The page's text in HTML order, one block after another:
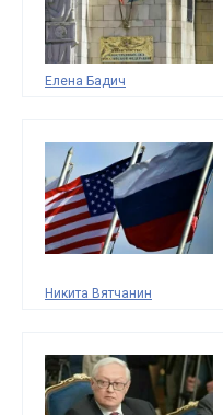
Елена Бадич
Никита Вятчанин